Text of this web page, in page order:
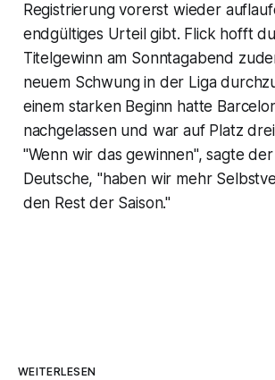
Registrierung vorerst wieder
endgültiges Urteil gibt. Flick hofft
Titelgewinn am Sonntagabend
neuem Schwung in der Liga
einem starken Beginn hatte
nachgelassen und war auf Platz
"Wenn wir das gewinnen", sagte
Deutsche, "haben wir mehr
den Rest der Saison."
WEITERLESEN